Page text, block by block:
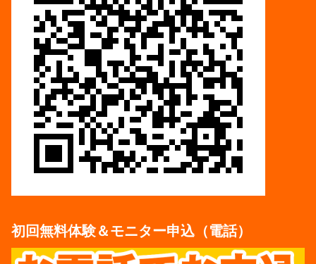
初回無料体験＆モニター申込（電話）